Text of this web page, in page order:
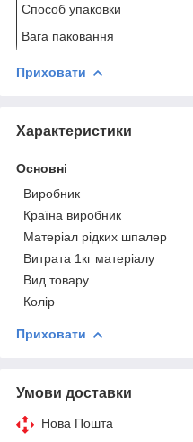
Способ упаковки
Вага паковання
Приховати
Характеристики
Основні
Виробник
Країна виробник
Матеріал рідких шпалер
Витрата 1кг матеріалу
Вид товару
Колір
Приховати
Умови доставки
Нова Пошта